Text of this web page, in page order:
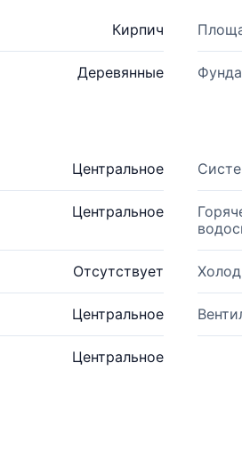
Кирпич
Деревянные
Центральное
Центральное
Отсутствует
Центральное
Центральное